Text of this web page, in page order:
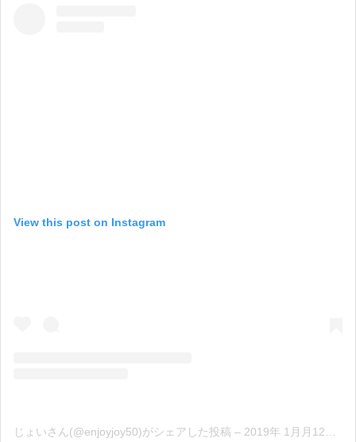
View this post on Instagram
じょいさん(@enjoyjoy50)がシェアした投稿 – 2019年 1月月12日午後2時40分PST